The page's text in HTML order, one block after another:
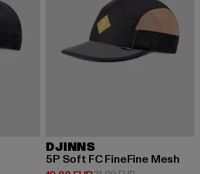
DJINNS
5P Soft FC FineFine Mesh